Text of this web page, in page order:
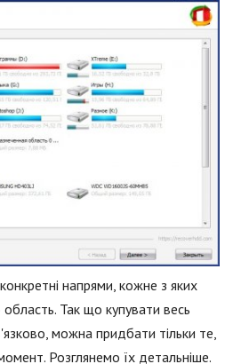
напрями, кожне з яких
Так що купувати весь
можна придбати тільки те,
Розглянемо їх детальніше.